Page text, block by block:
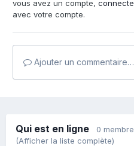
vous avez un compte,
avec votre compte.
Ajouter un commentaire…
Qui est en ligne 0 membre
(Afficher la liste complète)